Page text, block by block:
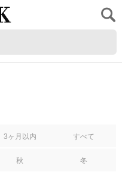
3ヶ月以内 すべて
秋 冬